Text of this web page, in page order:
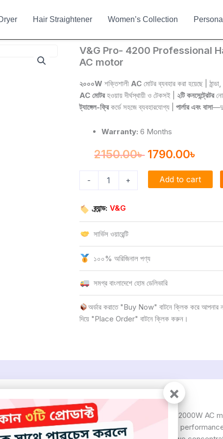
Hair Straightener Women’s Collection
V&G Pro- 4200 Professional
AC motor
২০০০W শক্তিশালী AC মোটর ব্যবহার করা হয়েছে |
AC মোটরহওয়ায় দীর্ঘস্থায়ী ও টেকসই |২টি কনসেন্ট্রেটর
ট্যাঙ্গেল-ফ্রিকর্ডে সহজে ব্যবহারযোগ্য |পার্লার এবং বাসা
Warranty: 6 Months
2150.00৳
Original
was:
2150.00৳ .
1790.00৳
is:
-
V&G
Pro-
4200
Hair
dryer
2000W
+ Add to cart
ব্র্যান্ড: V&G
সার্ভিস ওয়ারেন্টি
১০০% অরিজিনাল পণ্য
সমগ্র বাংলাদেশে হোম ডেলিভারি
অর্ডার করাতে "Buy Now" বাটনে ক্লিক করে আপনার
দিয়ে "Place Order" বাটনে ক্লিক করুন।
tool designed for quick and efficient drying. With a 2000W AC
and temperature settings allow you to customize
×